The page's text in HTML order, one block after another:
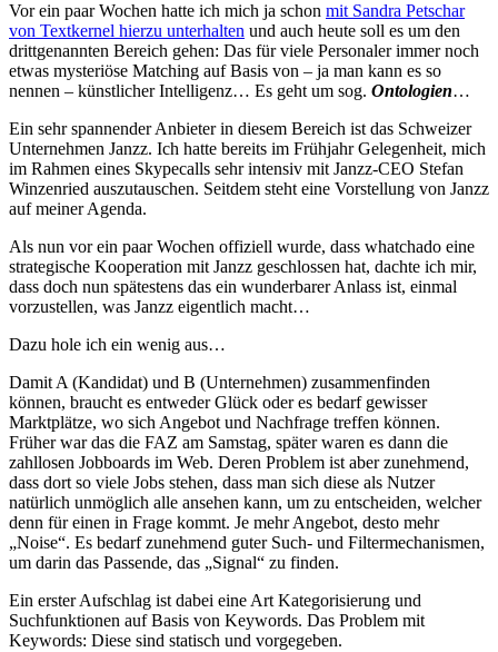
Vor ein paar Wochen hatte ich mich ja schon mit Sandra Petschar
von Textkernel hierzu unterhalten und auch heute soll es um den
drittgenannten Bereich gehen: Das für viele Personaler immer noch
etwas mysteriöse Matching auf Basis von – ja man kann es so
nennen – künstlicher Intelligenz… Es geht um sog. Ontologien…
Ein sehr spannender Anbieter in diesem Bereich ist das Schweizer
Unternehmen Janzz. Ich hatte bereits im Frühjahr Gelegenheit, mich
im Rahmen eines Skypecalls sehr intensiv mit Janzz-CEO Stefan
Winzenried auszutauschen. Seitdem steht eine Vorstellung von Janzz
auf meiner Agenda.
Als nun vor ein paar Wochen offiziell wurde, dass whatchado eine
strategische Kooperation mit Janzz geschlossen hat, dachte ich mir,
dass doch nun spätestens das ein wunderbarer Anlass ist, einmal
vorzustellen, was Janzz eigentlich macht…
Dazu hole ich ein wenig aus…
Damit A (Kandidat) und B (Unternehmen) zusammenfinden
können, braucht es entweder Glück oder es bedarf gewisser
Marktplätze, wo sich Angebot und Nachfrage treffen können.
Früher war das die FAZ am Samstag, später waren es dann die
zahllosen Jobboards im Web. Deren Problem ist aber zunehmend,
dass dort so viele Jobs stehen, dass man sich diese als Nutzer
natürlich unmöglich alle ansehen kann, um zu entscheiden, welcher
denn für einen in Frage kommt. Je mehr Angebot, desto mehr
„Noise“. Es bedarf zunehmend guter Such- und Filtermechanismen,
um darin das Passende, das „Signal“ zu finden.
Ein erster Aufschlag ist dabei eine Art Kategorisierung und
Suchfunktionen auf Basis von Keywords. Das Problem mit
Keywords: Diese sind statisch und vorgegeben.